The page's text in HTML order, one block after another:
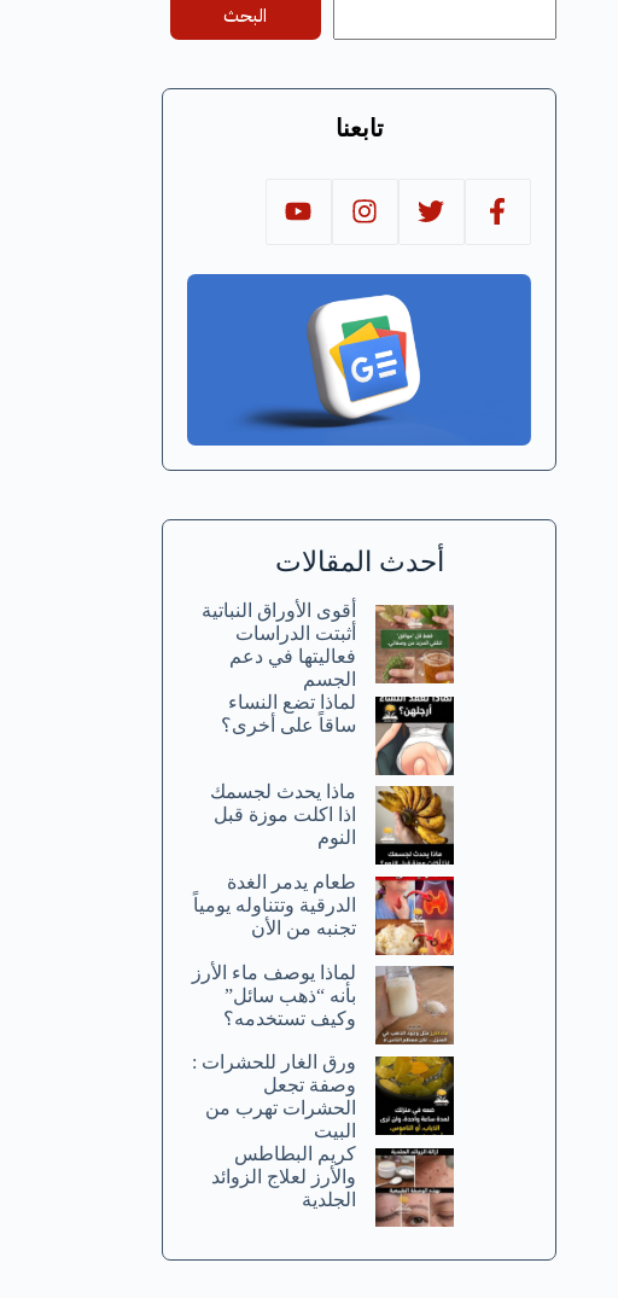
البحث
تابعنا
أحدث المقالات
أقوى الأوراق النباتية
أثبتت الدراسات
فعاليتها في دعم
الجسم
لماذا تضع النساء
ساقاً على أخرى؟
ماذا يحدث لجسمك
اذا اكلت موزة قبل
النوم
طعام يدمر الغدة
الدرقية وتتناوله يومياً
تجنبه من الأن
لماذا يوصف ماء الأرز
بأنه “ذهب سائل”
وكيف تستخدمه؟
ورق الغار للحشرات :
وصفة تجعل
الحشرات تهرب من
البيت
كريم البطاطس
والأرز لعلاج الزوائد
الجلدية